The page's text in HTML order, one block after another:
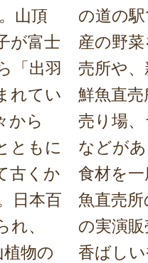
山頂
が富士
「出羽
れてい
から
ともに
古くか
日本百
れ、
物の
の道の
産の野
売所や
鮮魚直
売り場
などが
食材を
魚直売
の実演
香ばし